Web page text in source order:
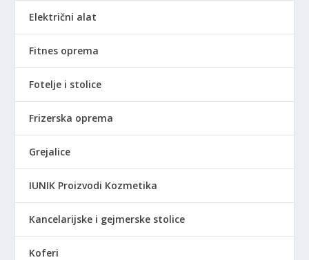
Električni alat
Fitnes oprema
Fotelje i stolice
Frizerska oprema
Grejalice
IUNIK Proizvodi Kozmetika
Kancelarijske i gejmerske stolice
Koferi